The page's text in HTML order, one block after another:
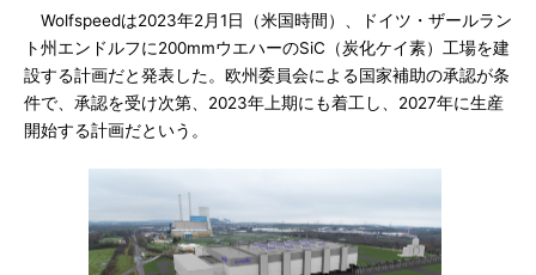
Wolfspeedは2023年2月1日（米国時間）、ドイツ・ザールラン
ト州エンドルフに200mmウエハーのSiC（炭化ケイ素）工場を建
設する計画だと発表した。欧州委員会による国家補助の承認が条
件で、承認を受け次第、2023年上期にも着工し、2027年に生産
開始する計画だという。